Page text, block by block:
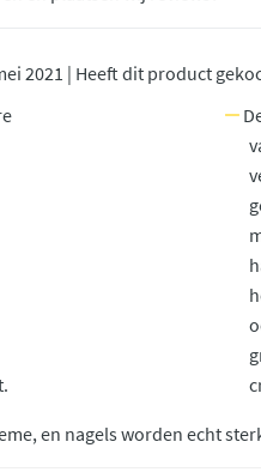
2021 | Heeft dit product
en nagels worden echt